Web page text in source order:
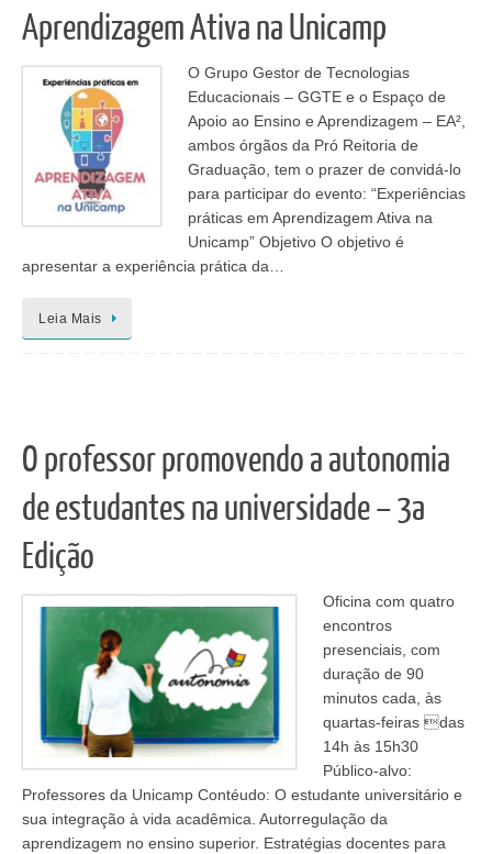
Aprendizagem Ativa na Unicamp
O Grupo Gestor de Tecnologias
Educacionais – GGTE e o Espaço de
Apoio ao Ensino e Aprendizagem – EA²,
ambos órgãos da Pró Reitoria de
Graduação, tem o prazer de convidá-lo
para participar do evento: “Experiências
práticas em Aprendizagem Ativa na
Unicamp” Objetivo O objetivo é
apresentar a experiência prática da…
Leia Mais
O professor promovendo a autonomia
de estudantes na universidade – 3a
Edição
Oficina com quatro
encontros
presenciais, com
duração de 90
minutos cada, às
quartas-feiras das
14h às 15h30
Público-alvo:
Professores da Unicamp Contéudo: O estudante universitário e
sua integração à vida acadêmica. Autorregulação da
aprendizagem no ensino superior. Estratégias docentes para